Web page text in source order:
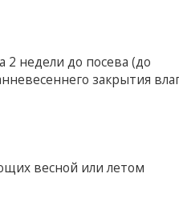
недели до посева (до
закрытия
весной или летом